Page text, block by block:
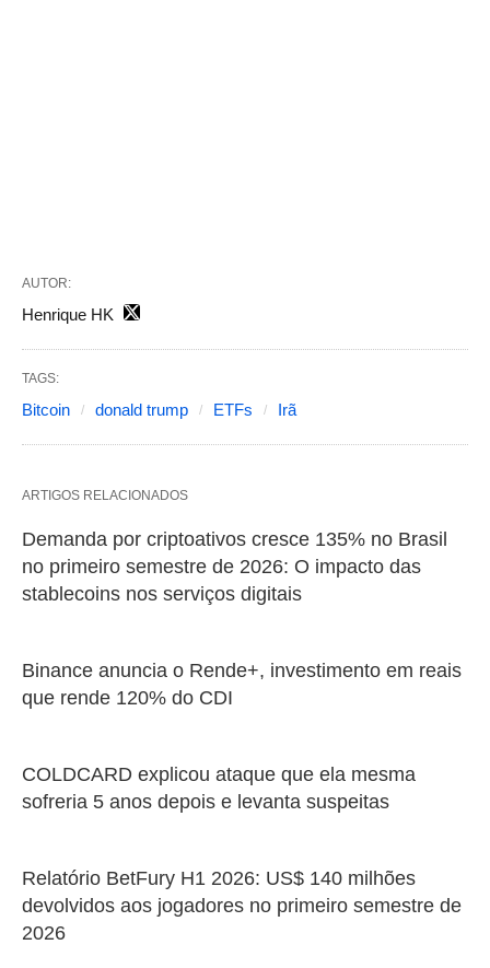
AUTOR:
Henrique HK
TAGS:
Bitcoin donald trump ETFs Irã
ARTIGOS RELACIONADOS
Demanda por criptoativos cresce 135% no Brasil
no primeiro semestre de 2026: O impacto das
stablecoins nos serviços digitais
Binance anuncia o Rende+, investimento em reais
que rende 120% do CDI
COLDCARD explicou ataque que ela mesma
sofreria 5 anos depois e levanta suspeitas
Relatório BetFury H1 2026: US$ 140 milhões
devolvidos aos jogadores no primeiro semestre de
2026